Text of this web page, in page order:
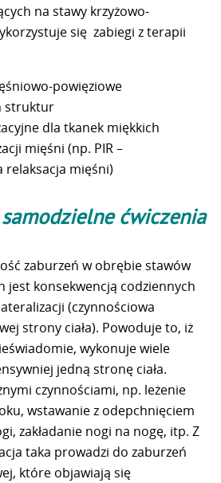
na stawy krzyżowo-
się zabiegi z terapii
powięziowe
struktur
dla tkanek miękkich
mięśni (np. PIR –
relaksacja mięśni)
ćwiczenia
zaburzeń w obrębie stawów
jest konsekwencją codziennych
(czynnościowa
strony ciała). Powoduje to, iż
wykonuje wiele
jedną stronę ciała.
czynnościami, np. leżenie
wstawanie z odepchnięciem
zakładanie nogi na nogę, itp. Z
taka prowadzi do zaburzeń
które objawiają się